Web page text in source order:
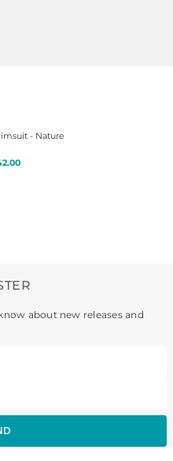
- Nature
.00
about new releases and